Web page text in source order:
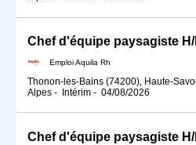
Chef d'équipe paysagiste
Emploi Aquila Rh
Thonon-les-Bains (74200), Haute-
Alpes - Intérim - 04/08/2026
Chef d'équipe paysagiste